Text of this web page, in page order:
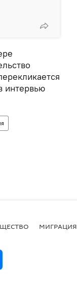
интервью
МИГРАЦИЯ